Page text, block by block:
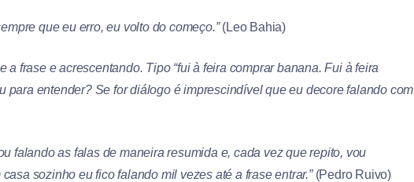
que eu erro, eu volto do começo.”(Leo Bahia)
a frase e acrescentando. Tipo “fui à feira comprar banana. Fui à feira
para entender? Se for diálogo é imprescindível que eu decore falando com
falando as falas de maneira resumida e, cada vez que repito, vou
sozinho eu fico falando mil vezes até a frase entrar.”(Pedro Ruivo)